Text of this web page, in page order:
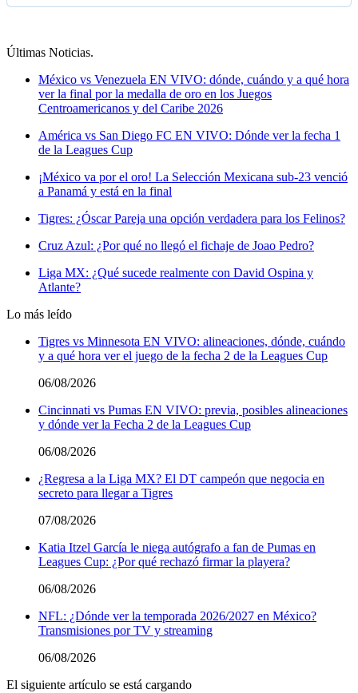
Últimas Noticias.
México vs Venezuela EN VIVO: dónde, cuándo y a qué hora
ver la final por la medalla de oro en los Juegos
Centroamericanos y del Caribe 2026
América vs San Diego FC EN VIVO: Dónde ver la fecha 1
de la Leagues Cup
¡México va por el oro! La Selección Mexicana sub-23 venció
a Panamá y está en la final
Tigres: ¿Óscar Pareja una opción verdadera para los Felinos?
Cruz Azul: ¿Por qué no llegó el fichaje de Joao Pedro?
Liga MX: ¿Qué sucede realmente con David Ospina y
Atlante?
Lo más leído
Tigres vs Minnesota EN VIVO: alineaciones, dónde, cuándo
y a qué hora ver el juego de la fecha 2 de la Leagues Cup
06/08/2026
Cincinnati vs Pumas EN VIVO: previa, posibles alineaciones
y dónde ver la Fecha 2 de la Leagues Cup
06/08/2026
¿Regresa a la Liga MX? El DT campeón que negocia en
secreto para llegar a Tigres
07/08/2026
Katia Itzel García le niega autógrafo a fan de Pumas en
Leagues Cup: ¿Por qué rechazó firmar la playera?
06/08/2026
NFL: ¿Dónde ver la temporada 2026/2027 en México?
Transmisiones por TV y streaming
06/08/2026
El siguiente artículo se está cargando